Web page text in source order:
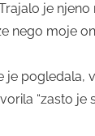
je njeno
nego moje
je pogledala,
“zasto je